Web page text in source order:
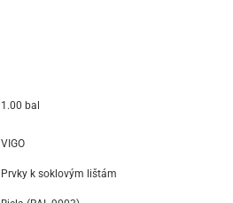
1.00 bal
VIGO
Prvky k soklovým lištám